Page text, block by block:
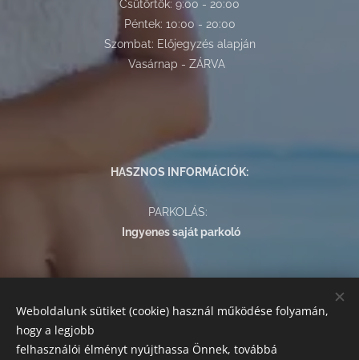
Csütörtök: 9:00 - 20:00
Péntek: 10:00 - 20:00
Szombat: Előjegyzés alapján
Vasárnap - ZÁRVA
HASZNOS INFORMÁCIÓK:
PARKOLÁS:
Ingyenes saját parkoló
Az alábbi módokon egyenlítheti ki szolgáltatásaink árát:
készpénz, bankkártyás fizetés, SZÉP kártya.
Weboldalunk sütiket (cookie) használ működése folyamán,
hogy a legjobb
felhasználói élményt nyújthassa Önnek, továbbá